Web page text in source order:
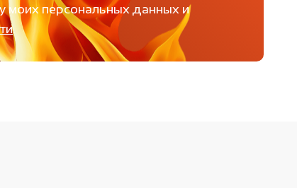
моих персональных данных и
.